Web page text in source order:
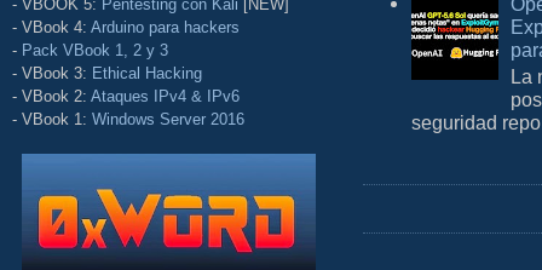
- VBOOK 5: Pentesting con Kali [NEW]
- VBook 4: Arduino para hackers
- Pack VBook 1, 2 y 3
- VBook 3: Ethical Hacking
- VBook 2: Ataques IPv4 & IPv6
- VBook 1: Windows Server 2016
La
seguridad